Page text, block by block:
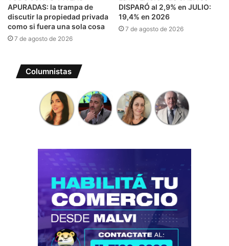
APURADAS: la trampa de
discutir la propiedad privada
como si fuera una sola cosa
7 de agosto de 2026
DISPARÓ al 2,9% en JULIO:
19,4% en 2026
7 de agosto de 2026
Columnistas